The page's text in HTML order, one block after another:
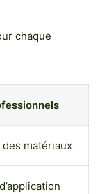
chaque
matériaux